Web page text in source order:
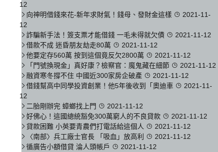
12
向神明借錢來花-新年求財氣！錢母、發財金這樣
2021-11-
12
詐騙新手法！簽支票才能借錢 一毛未得就欠債
2021-11-12
借款不成 迷昏朋友劫走80萬
2021-11-12
他要定存560萬 按到這個竟反欠2800萬
2021-11-12
「門號換現金」真好康？檢察官：魔鬼藏在細節
2021-11-12
融資寒冬撐不住 中國近300家房企破產
2021-11-12
借錢幫高中同學投資創業！他5年後收到「奧迪車
2021-11-
12
二胎剛辦完 蟑螂找上門
2021-11-12
好佛心！這國總統豁免300萬窮人的不良貸款
2021-11-12
貸款困難 小英要青農們打電話給這個人
2021-11-12
〈南部〉兵工廠士官長 「吸血」放高利
2021-11-12
循廣告小額借貸 淪人頭帳戶
2021-11-12